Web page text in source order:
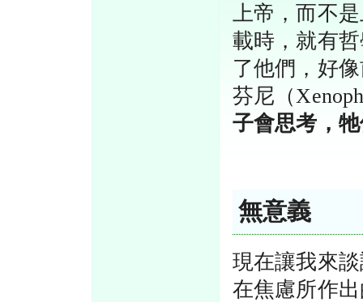
上帝，而不
載時，就有
了他們，好
芬尼（
子會思考，
無意義
現在讓我來
在焦慮所作